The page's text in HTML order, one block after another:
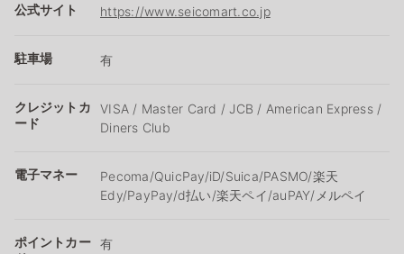
公式サイト https://www.seicomart.co.jp
駐車場 有
クレジットカ
ード
VISA / Master Card / JCB / American Express /
Diners Club
電子マネー
Pecoma/QuicPay/iD/Suica/PASMO/楽天
Edy/PayPay/d払い/楽天ペイ/auPAY/メルペイ
ポイントカー
有